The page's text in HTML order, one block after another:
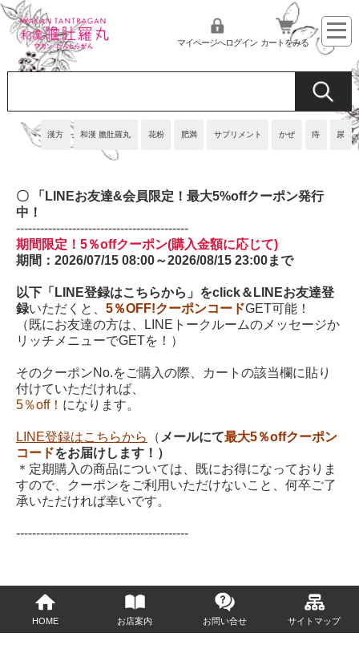
漢方 和漢 膽肚羅丸 花粉 肥満 サプリメント かぜ 痔 尿
マイページへログイン カートをみる
〇 「LINEお友達&会員限定！最大5%offクーポン発行
中！
-------------------------------------------
期間限定！5％offクーポン(購入金額に応じて)
期間：2026/07/15 08:00～2026/08/15 23:00まで
以下「LINE登録はこちらから」をclick＆LINEお友達登
録いただくと、 5％OFF!クーポンコードGET可能！
（既にお友達の方は、LINEトークルームのメッセージか
リッチメニューでGETを！）
そのクーポンNo.をご購入の際、カートの該当欄に貼り
付けていただければ、
5％off！ になります。
LINE登録はこちらから （メールにて最大5％offクーポン
コードをお届けします！）
＊定期購入の商品については、既にお得になっておりま
すので、クーポンをご利用いただけないこと、何卒ご了
承いただければ幸いです。
-------------------------------------------
HOME お店案内 お問い合せ サイトマップ